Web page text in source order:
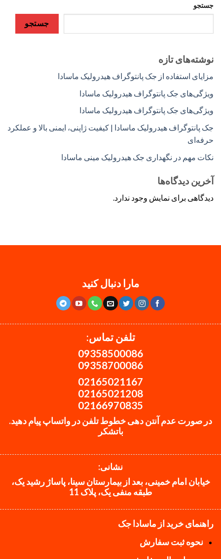
جستجو
جستجو
نوشته‌های تازه
مزایای استفاده از جک پانتوگراف هیدرولیک ماسادا
ویژگی‌های جک پانتوگراف هیدرولیک ماسادا
ویژگی‌های جک پانتوگراف هیدرولیک ماسادا
جک پانتوگراف هیدرولیک ماسادا | کیفیت ژاپنی، ایمنی بالا و عملکرد
حرفه‌ای
نکات مهم در نگهداری جک هیدرولیک مینی ماسادا
آخرین دیدگاه‌ها
دیدگاهی برای نمایش وجود ندارد.
مارا دنبال کنید
تلفن تماس:
09358500086
09358700086
02165021167
02165021208
02166970835
در صورت عدم آنتن دهی خطوط تلفن در واتساپ پیام دهید.
باتشکر
نشانی:
خیابان امام خمینی، بعد از بیمارستان سینا، پاساژ رشید یک،
طبقه منفی یک، پلاک 11
راهنمای خرید از ماسادا جک
نحوه ثبت سفارش